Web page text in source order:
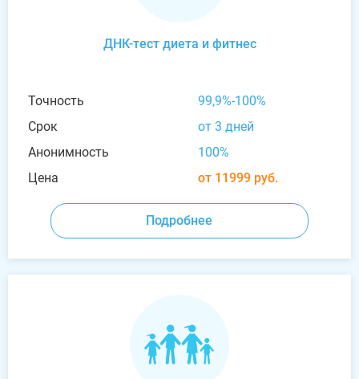
ДНК-тест диета и фитнес
Точность
99,9%-100%
Срок
от 3 дней
Анонимность
100%
Цена
от 11999 руб.
Подробнее